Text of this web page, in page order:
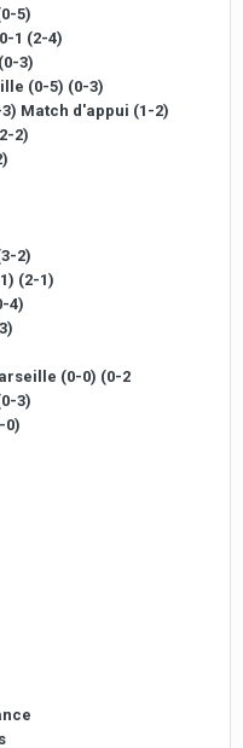
5)
1 (2-4)
3)
(0-5) (0-3)
Match d'appui (1-2)
2)
2)
(2-1)
4)
(0-0) (0-2
3)
0)